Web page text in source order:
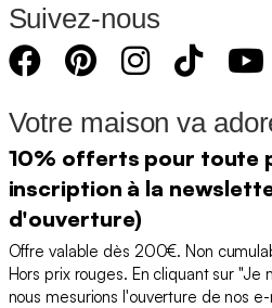
Suivez-nous
Votre maison va
10% offerts pour toute
inscription à la
d'ouverture)
Offre valable dès 200€. Non
Hors prix rouges. En cliquant sur "Je
nous mesurions l'ouverture de nos